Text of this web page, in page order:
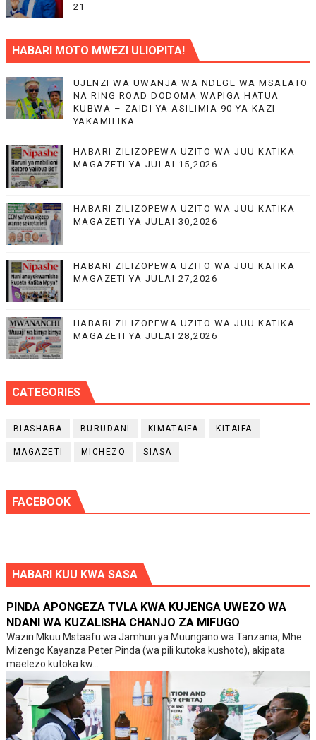
21
HABARI MOTO MWEZI ULIOPITA!
UJENZI WA UWANJA WA NDEGE WA MSALATO
NA RING ROAD DODOMA WAPIGA HATUA
KUBWA – ZAIDI YA ASILIMIA 90 YA KAZI
YAKAMILIKA.
HABARI ZILIZOPEWA UZITO WA JUU KATIKA
MAGAZETI YA JULAI 15,2026
HABARI ZILIZOPEWA UZITO WA JUU KATIKA
MAGAZETI YA JULAI 30,2026
HABARI ZILIZOPEWA UZITO WA JUU KATIKA
MAGAZETI YA JULAI 27,2026
HABARI ZILIZOPEWA UZITO WA JUU KATIKA
MAGAZETI YA JULAI 28,2026
CATEGORIES
BIASHARA BURUDANI KIMATAIFA KITAIFA
MAGAZETI MICHEZO SIASA
FACEBOOK
HABARI KUU KWA SASA
PINDA APONGEZA TVLA KWA KUJENGA UWEZO WA
NDANI WA KUZALISHA CHANJO ZA MIFUGO
Waziri Mkuu Mstaafu wa Jamhuri ya Muungano wa Tanzania, Mhe.
Mizengo Kayanza Peter Pinda (wa pili kutoka kushoto), akipata
maelezo kutoka kw...